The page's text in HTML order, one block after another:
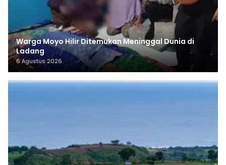
Warga Moyo Hilir Ditemukan Meninggal Dunia di
Ladang
6 Agustus 2026